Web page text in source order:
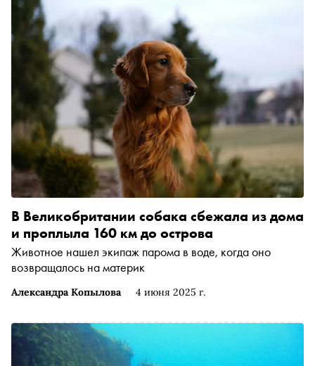
Александра Копылова 4 июня 2025 г.
В Великобритании собака сбежала из дома
и проплыла 160 км до острова
Животное нашел экипаж парома в воде, когда оно
возвращалось на материк